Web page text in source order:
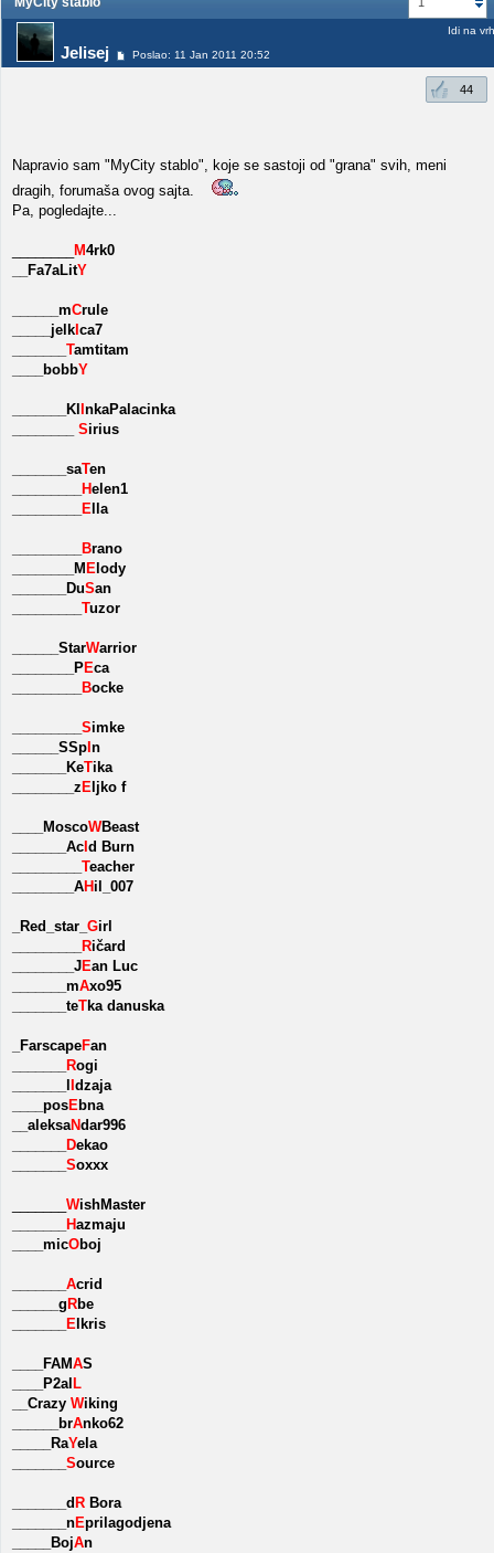
Jelisej Poslao: 11 Jan 2011 20:52
Idi na vrh
44
Napravio sam "MyCity stablo", koje se sastoji od "grana" svih, meni
dragih, forumaša ovog sajta.
Pa, pogledajte...
M4rk0
__Fa7aLitY
______mCrule
_____jelk ca7
Tamtitam
____bobbY
_______Kl nkaPalacinka
Sirius
_______saTen
Helen1
E lla
Brano
________M E lody
_______DuSan
Tuzor
______StarWarrior
________PEca
Bocke
Simke
______SSp n
_______KeTika
________z E ljko f
____MoscoWBeast
_______Ac d Burn
Teacher
________AH il_007
_Red_star_ Girl
Ričard
________JEan Luc
_______mAxo95
_______teTka danuska
_FarscapeFan
Rogi
dzaja
____posEbna
__aleksaNdar996
Dekao
Soxxx
WishMaster
Hazmaju
____micOboj
Acrid
______g Rbe
E lkris
____FAMAS
____P2al L
__Crazy Wiking
______brAnko62
_____RaYela
Source
_______d R Bora
_______nEprilagodjena
_____BojAn